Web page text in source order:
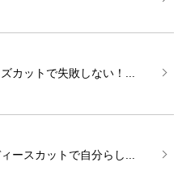
カットで失敗しない！...
ースカットで自分らし...